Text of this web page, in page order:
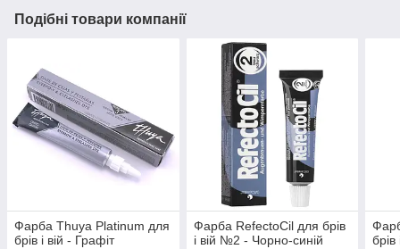
Подібні товари компанії
Фарба Thuya Platinum для
брів і вій - Графіт
Фарба RefectoCil для брів
і вій №2 - Чорно-синій